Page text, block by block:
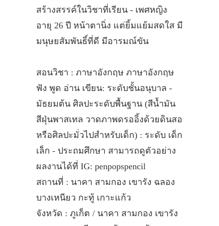
สร้างสรรค์ในวิชาที่เรียน - เพศหญิง
อายุ 26 ปี หน้าตานิ่ง แต่ยิ้มแย้มสดใส มี
มนุษยสัมพันธิ์ที่ดี มีอารมณ์ขัน
สอนวิชา : ภาษาอังกฤษ ภาษาอังกฤษ
ฟัง พูด อ่าน เขียน: ระดับชั้นอนุบาล -
มัธยมต้น ศิลปะระดับพื้นฐาน (สีน้ำมัน
สีฝุ่นพาสเทล วาดภาพดรออิ้งด้วยดินสอ
หรือศิลปะมั่วไปสำหรับเด็ก) : ระดับ เด็ก
เล็ก - ประถมศึกษา สามารถดูตัวอย่าง
ผลงานได้ที่ IG: penpopspencil
สถานที่ : นาคา สามกอง เขารัง ฉลอง
บางเหนียว กะทู้ เกาะแก้ว
จังหวัด : ภูเก็ต / นาคา สามกอง เขารัง